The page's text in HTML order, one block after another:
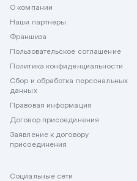
О компании
Наши партнеры
Франшиза
Пользовательское соглашение
Политика конфиденциальности
Сбор и обработка персональных
данных
Правовая информация
Договор присоединения
Заявление к договору
присоединения
Социальные сети